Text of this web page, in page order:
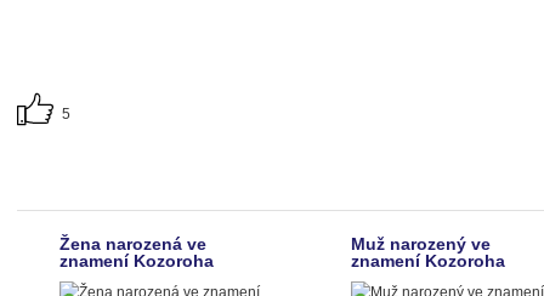
5
Žena narozená ve
znamení Kozoroha
Muž narozený ve
znamení Kozoroha